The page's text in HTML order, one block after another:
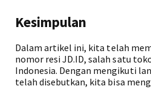
Kesimpulan
Dalam artikel ini, kita telah
nomor resi JD.ID, salah satu
Indonesia. Dengan mengikuti
telah disebutkan, kita bisa